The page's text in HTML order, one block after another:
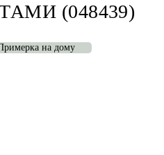
(048439)
на дому